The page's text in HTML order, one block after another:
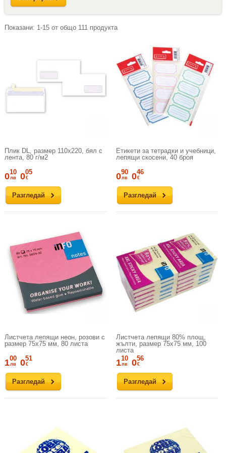
Показани: 1-15от общо 111 продукта
Плик DL, размер 110х220, бял с
лента, 80 г/м2
Разгледай
010
лв 005
€
Етикети за тетрадки и учебници,
лепящи скосени, 40 броя
Разгледай
090
лв 046
€
Листчета лепящи неон, розови с
размер 75х75 мм, 80 листа
Разгледай
100
лв 051
€
Листчета лепящи 80% площ,
жълти, размер 75х75 мм, 100
листа
Разгледай
110
лв 056
€